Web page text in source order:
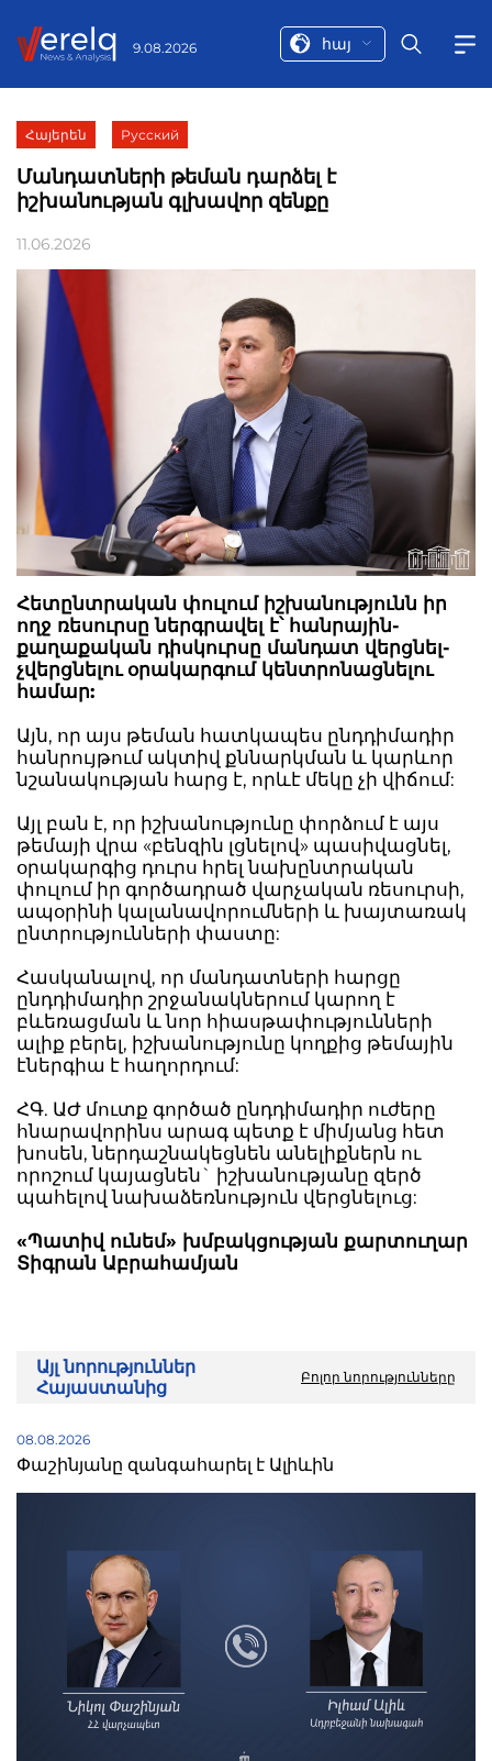
9.08.2026 հայ
Հայերեն Русский
Մանդատների թեման դարձել է
իշխանության գլխավոր զենքը
11.06.2026
Հետընտրական փուլում իշխանությունն իր
ողջ ռեսուրսը ներգրավել է՝ հանրային-
քաղաքական դիսկուրսը մանդատ վերցնել-
չվերցնելու օրակարգում կենտրոնացնելու
համար:
Այն, որ այս թեման հատկապես ընդդիմադիր
հանրույթում ակտիվ քննարկման և կարևոր
նշանակության հարց է, որևէ մեկը չի վիճում:
Այլ բան է, որ իշխանությունը փորձում է այս
թեմայի վրա «բենզին լցնելով» պասիվացնել,
օրակարգից դուրս հրել նախընտրական
փուլում իր գործադրած վարչական ռեսուրսի,
ապօրինի կալանավորումների և խայտառակ
ընտրությունների փաստը:
Հասկանալով, որ մանդատների հարցը
ընդդիմադիր շրջանակներում կարող է
բևեռացման և նոր հիասթափությունների
ալիք բերել, իշխանությունը կողքից թեմային
էներգիա է հաղորդում:
ՀԳ. ԱԺ մուտք գործած ընդդիմադիր ուժերը
հնարավորինս արագ պետք է միմյանց հետ
խոսեն, ներդաշնակեցնեն անելիքներն ու
որոշում կայացնեն` իշխանությանը զերծ
պահելով նախաձեռնություն վերցնելուց:
«Պատիվ ունեմ» խմբակցության քարտուղար
Տիգրան Աբրահամյան
Այլ նորություններ
Հայաստանից
Բոլոր նորությունները
08.08.2026
Փաշինյանը զանգահարել է Ալիևին